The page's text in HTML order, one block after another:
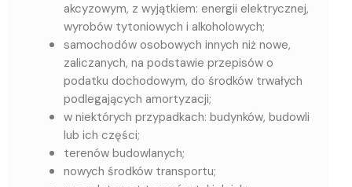
akcyzowym, z wyjątkiem: energii elektrycznej,
wyrobów tytoniowych i alkoholowych;
samochodów osobowych innych niż nowe,
zaliczanych, na podstawie przepisów o
podatku dochodowym, do środków trwałych
podlegających amortyzacji;
w niektórych przypadkach: budynków, budowli
lub ich części;
terenów budowlanych;
nowych środków transportu;